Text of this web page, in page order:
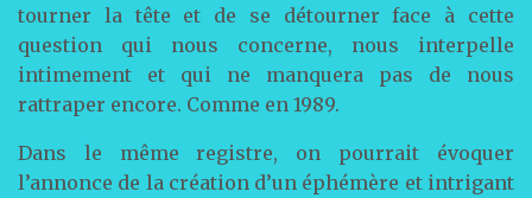
tourner la tête et de se détourner face à cette
question qui nous concerne, nous interpelle
intimement et qui ne manquera pas de nous
rattraper encore. Comme en 1989.
Dans le même registre, on pourrait évoquer
l’annonce de la création d’un éphémère et intrigant